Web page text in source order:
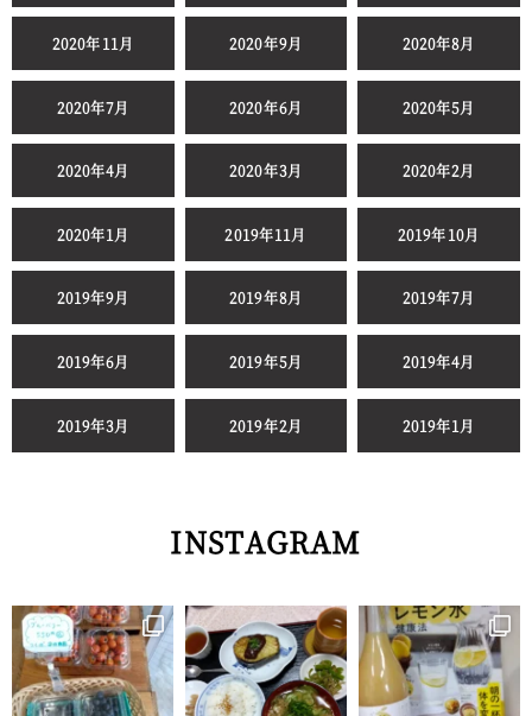
2020年11月 2020年9月 2020年8月
2020年7月 2020年6月 2020年5月
2020年4月 2020年3月 2020年2月
2020年1月 2019年11月 2019年10月
2019年9月 2019年8月 2019年7月
2019年6月 2019年5月 2019年4月
2019年3月 2019年2月 2019年1月
INSTAGRAM